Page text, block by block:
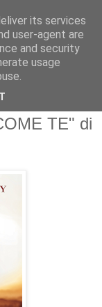
TE" di
its services
user-agent are
and security
usage